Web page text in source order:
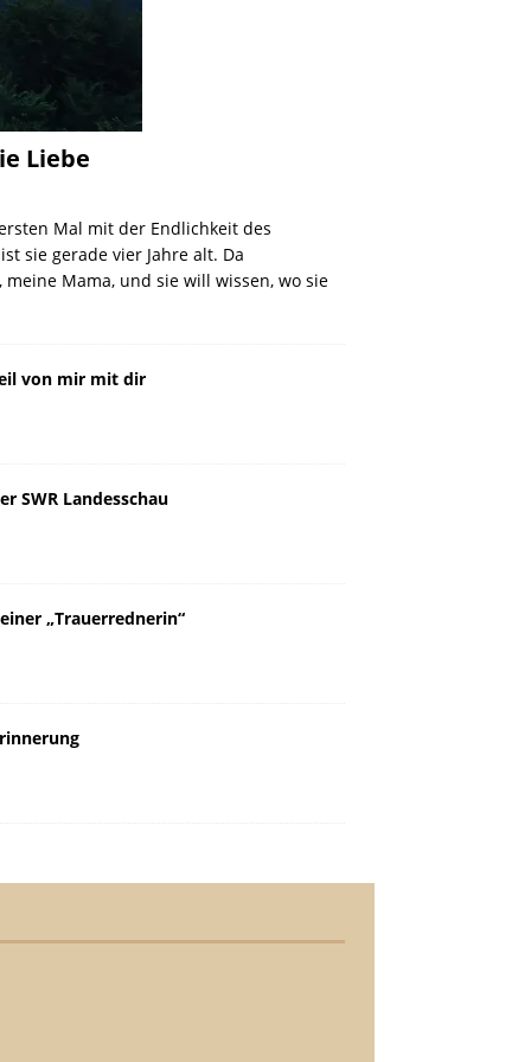
Liebe
Mal mit der Endlichkeit des
sie gerade vier Jahre alt. Da
Mama, und sie will wissen, wo sie
von mir mit dir
SWR Landesschau
„Trauerrednerin“